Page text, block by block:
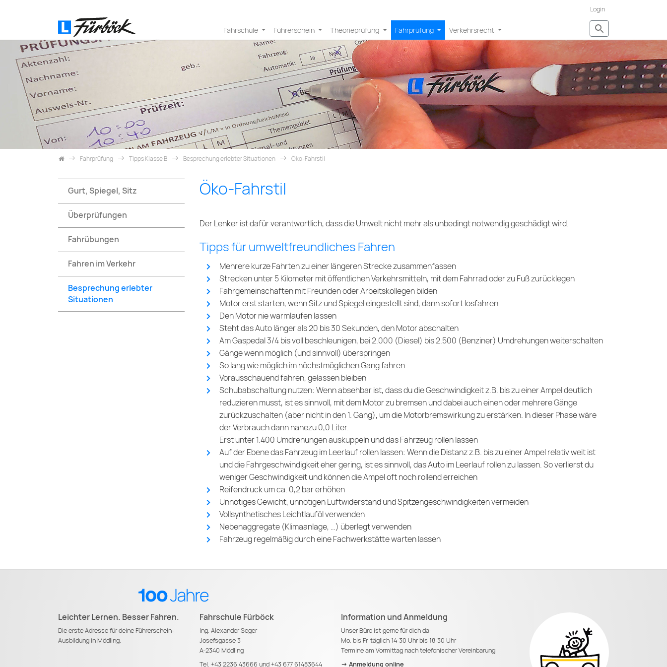
Skip navigation
Login
Fahrschule Führerschein Theorieprüfung Fahrprüfung Verkehrsrecht
Fahrprüfung Tipps Klasse B Besprechung erlebter Situationen Öko-Fahrstil
Öko-Fahrstil
Der Lenker ist dafür verantwortlich, dass die Umwelt nicht mehr als unbedingt notwendig geschädigt wird.
Tipps für umweltfreundliches Fahren
Mehrere kurze Fahrten zu einer längeren Strecke zusammenfassen
Strecken unter 5 Kilometer mit öffentlichen Verkehrsmitteln, mit dem Fahrrad oder zu Fuß zurücklegen
Fahrgemeinschaften mit Freunden oder Arbeitskollegen bilden
Motor erst starten, wenn Sitz und Spiegel eingestellt sind, dann sofort losfahren
Den Motor nie warmlaufen lassen
Steht das Auto länger als 20 bis 30 Sekunden, den Motor abschalten
Am Gaspedal 3/4 bis voll beschleunigen, bei 2.000 (Diesel) bis 2.500 (Benziner) Umdrehungen weiterschalten
Gänge wenn möglich (und sinnvoll) überspringen
So lang wie möglich im höchstmöglichen Gang fahren
Vorausschauend fahren, gelassen bleiben
Schubabschaltung nutzen: Wenn absehbar ist, dass du die Geschwindigkeit z.B. bis zu einer Ampel deutlich
reduzieren musst, ist es sinnvoll, mit dem Motor zu bremsen und dabei auch einen oder mehrere Gänge
zurückzuschalten (aber nicht in den 1. Gang), um die Motorbremswirkung zu erstärken. In dieser Phase wäre
der Verbrauch dann nahezu 0,0 Liter.
Erst unter 1.400 Umdrehungen auskuppeln und das Fahrzeug rollen lassen
Auf der Ebene das Fahrzeug im Leerlauf rollen lassen: Wenn die Distanz z.B. bis zu einer Ampel relativ weit ist
und die Fahrgeschwindigkeit eher gering, ist es sinnvoll, das Auto im Leerlauf rollen zu lassen. So verlierst du
weniger Geschwindigkeit und können die Ampel oft noch rollend erreichen
Reifendruck um ca. 0,2 bar erhöhen
Unnötiges Gewicht, unnötigen Luftwiderstand und Spitzengeschwindigkeiten vermeiden
Vollsynthetisches Leichtlauföl verwenden
Nebenaggregate (Klimaanlage, …) überlegt verwenden
Fahrzeug regelmäßig durch eine Fachwerkstätte warten lassen
Gurt, Spiegel, Sitz
Überprüfungen
Fahrübungen
Fahren im Verkehr
Besprechung erlebter
Situationen
Leichter Lernen. Besser Fahren.
Die erste Adresse für deine Führerschein-
Ausbildung in Mödling.
Fahrschule Fürböck
Ing. Alexander Seger
Josefsgasse 3
A-2340 Mödling
Tel. +43 2236 43666 und+43 677 61483644
Information und Anmeldung
Unser Büro ist gerne für dich da:
Mo. bis Fr. täglich 14:30 Uhr bis 18:30 Uhr
Termine am Vormittag nach telefonischer Vereinbarung
-> Anmeldung online